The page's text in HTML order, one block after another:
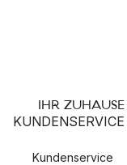
IHR
KUNDENSERVICE
Kundenservice